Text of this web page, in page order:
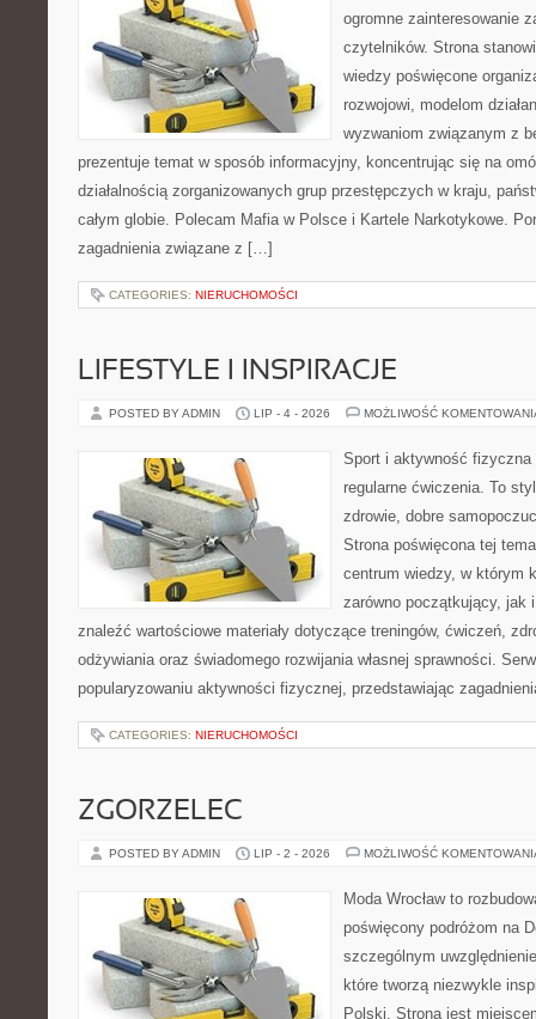
ogromne zainteresowanie
czytelników. Strona
wiedzy poświęcone
rozwojowi, modelom
wyzwaniom związanym z
prezentuje temat w sposób informacyjny, koncentrując się na
działalnością zorganizowanych grup przestępczych w kraju,
całym globie. Polecam Mafia w Polsce i Kartele Narkotykowe.
zagadnienia związane z […]
CATEGORIES: NIERUCHOMOŚCI
LIFESTYLE I INSPIRACJE
POSTED BY ADMIN LIP - 4 - 2026 MOŻLIWOŚĆ
Sport i aktywność
regularne ćwiczenia. To
zdrowie, dobre
Strona poświęcona tej
centrum wiedzy, w którym
zarówno początkujący, jak
znaleźć wartościowe materiały dotyczące treningów, ćwiczeń,
odżywiania oraz świadomego rozwijania własnej sprawności.
popularyzowaniu aktywności fizycznej, przedstawiając
CATEGORIES: NIERUCHOMOŚCI
ZGORZELEC
POSTED BY ADMIN LIP - 2 - 2026 MOŻLIWOŚĆ
Moda Wrocław to
poświęcony podróżom na
szczególnym
które tworzą niezwykle
Polski. Strona jest